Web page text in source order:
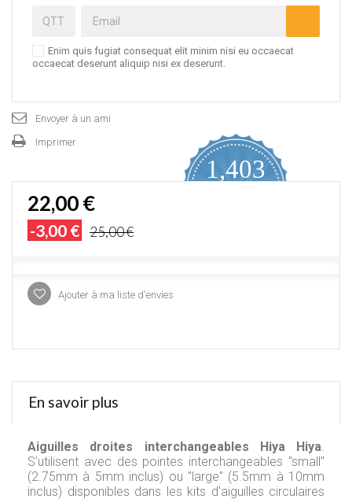
Enim quis fugiat consequat elit minim nisi eu occaecat
occaecat deserunt aliquip nisi ex deserunt.
Envoyer à un ami
1,403
Imprimer
22,00 €
-3,00 € 25,00 €
Ajouter à ma liste d'envies
En savoir plus
Aiguilles droites interchangeables Hiya Hiya.
S'utilisent avec des pointes interchangeables "small"
(2.75mm à 5mm inclus) ou "large" (5.5mm à 10mm
inclus) disponibles dans les kits d'aiguilles circulaires